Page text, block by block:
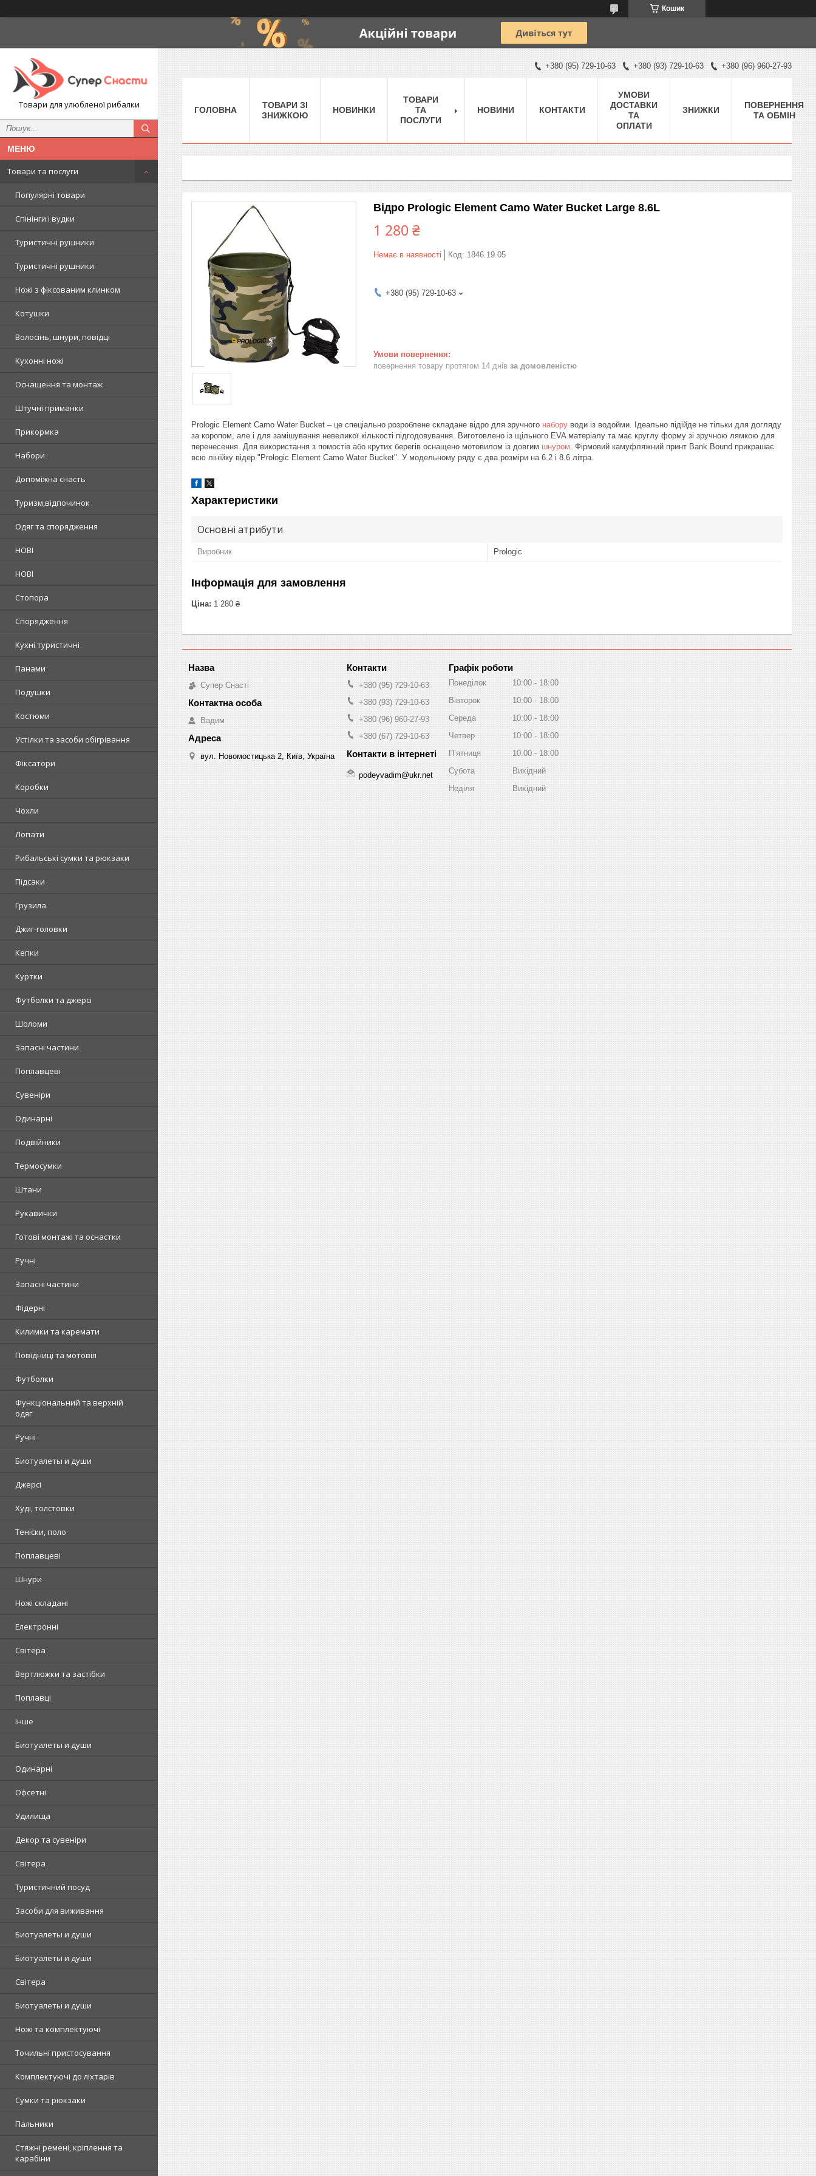
Кошик
Товари для улюбленої рибалки
Товари та послуги
Популярні товари
Спінінги і вудки
Туристичні рушники
Туристичні рушники
Ножі з фіксованим клинком
Котушки
Волосінь, шнури, повідці
Кухонні ножі
Оснащення та монтаж
Штучні приманки
Прикормка
Набори
Допоміжна снасть
Туризм,відпочинок
Одяг та спорядження
НОВІ
НОВІ
Стопора
Спорядження
Кухні туристичні
Панами
Подушки
Костюми
Устілки та засоби обігрівання
Фіксатори
Коробки
Чохли
Лопати
Рибальські сумки та рюкзаки
Підсаки
Грузила
Джиг-головки
Кепки
Куртки
Футболки та джерсі
Шоломи
Запасні частини
Поплавцеві
Сувеніри
Одинарні
Подвійники
Термосумки
Штани
Рукавички
Готові монтажі та оснастки
Ручні
Запасні частини
Фідерні
Килимки та каремати
Повідниці та мотовіл
Футболки
Функціональний та верхній
одяг
Ручні
Биотуалеты и души
Джерсі
Худі, толстовки
Теніски, поло
Поплавцеві
Шнури
Ножі складані
Електронні
Світера
Вертлюжки та застібки
Поплавці
Інше
Биотуалеты и души
Одинарні
Офсетні
Удилища
Декор та сувеніри
Світера
Туристичний посуд
Засоби для виживання
Биотуалеты и души
Биотуалеты и души
Світера
Биотуалеты и души
Ножі та комплектуючі
Точильні пристосування
Комплектуючі до ліхтарів
Сумки та рюкзаки
Пальники
Стяжні ремені, кріплення та
карабіни
+380 (95) 729-10-63 +380 (93) 729-10-63 +380 (96) 960-27-93
ГОЛОВНА
ТОВАРИ ЗІ
ЗНИЖКОЮ
НОВИНКИ
ТОВАРИ
ТА
ПОСЛУГИ
НОВИНИ КОНТАКТИ
УМОВИ
ДОСТАВКИ
ТА
ОПЛАТИ
ЗНИЖКИ
ПОВЕРНЕННЯ
ТА ОБМІН
Відро Prologic Element Camo Water Bucket Large 8.6L
1 280 ₴
Немає в наявності Код: 1846.19.05
+380 (95) 729-10-63
повернення товару протягом 14 днів за домовленістю
Prologic Element Camo Water Bucket – це спеціально розроблене складане відро для зручного набору води із водойми. Ідеально підійде не тільки для догляду
за коропом, але і для замішування невеликої кількості підгодовування. Виготовлено із щільного EVA матеріалу та має круглу форму зі зручною лямкою для
перенесення. Для використання з помостів або крутих берегів оснащено мотовилом із довгим шнуром . Фірмовий камуфляжний принт Bank Bound прикрашає
всю лінійку відер "Prologic Element Camo Water Bucket". У модельному ряду є два розміри на 6.2 і 8.6 літра.
Характеристики
Основні атрибути
Виробник Prologic
Інформація для замовлення
Ціна: 1 280 ₴
Супер Снасті
Вадим
вул. Новомостицька 2, Київ, Україна
+380 (95) 729-10-63
+380 (93) 729-10-63
+380 (96) 960-27-93
+380 (67) 729-10-63
podeyvadim@ukr.net
Графік роботи
Понеділок 10:00
18:00
Вівторок
10:00
18:00
Середа
10:00
18:00
Четвер
10:00
18:00
Пʼятниця
10:00
18:00
Субота
Вихідний
Неділя
Вихідний